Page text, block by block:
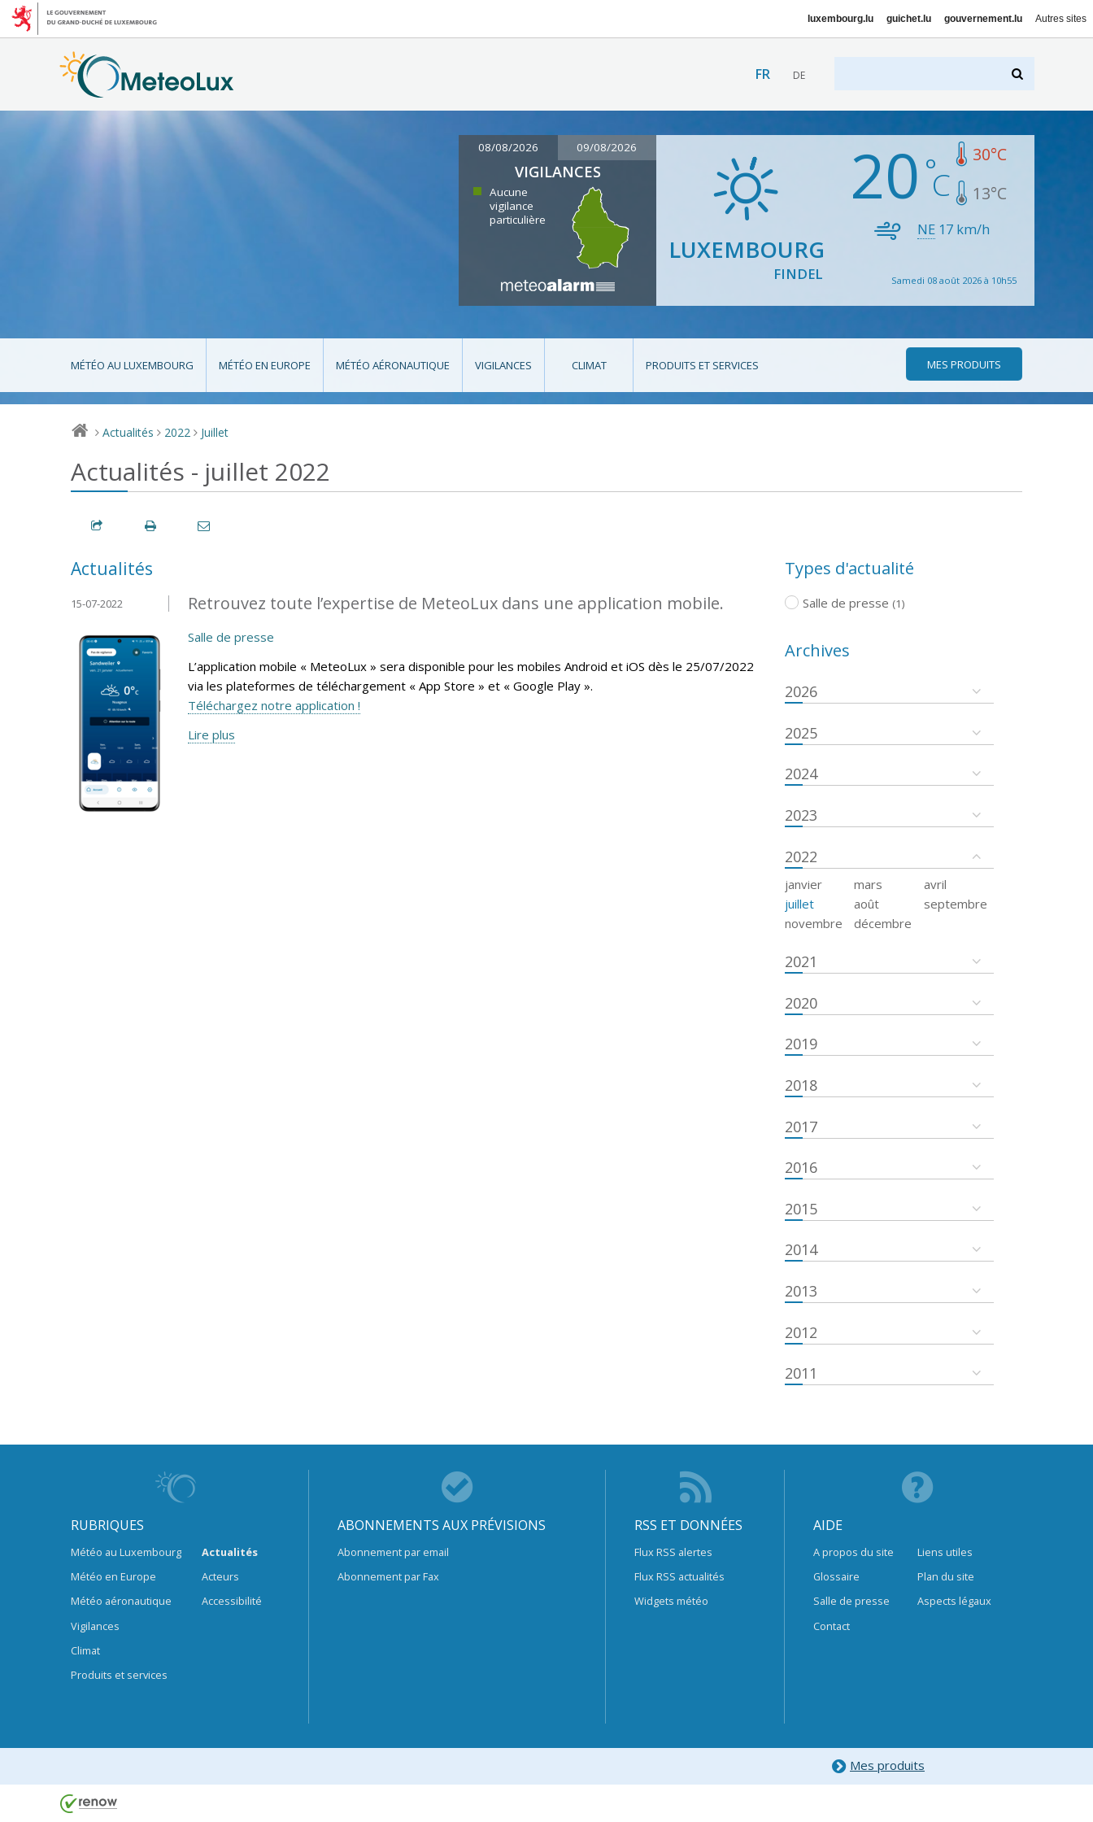
luxembourg.lu guichet.lu gouvernement.lu Autres sites
FR DE
08/08/2026 09/08/2026
VIGILANCES
Aucune
vigilance
particulière
LUXEMBOURG
FINDEL
20 30°C
13°C
NE 17 km/h
Samedi 08 août 2026 à 10h55
MÉTÉO AU LUXEMBOURG MÉTÉO EN EUROPE MÉTÉO AÉRONAUTIQUE VIGILANCES CLIMAT PRODUITS ET SERVICES MES PRODUITS
> Actualités > 2022 > Juillet
Actualités - juillet 2022
Actualités
Retrouvez toute l’expertise de MeteoLux dans une application mobile.
15-07-2022
Salle de presse
L’application mobile « MeteoLux » sera disponible pour les mobiles Android et iOS dès le 25/07/2022
via les plateformes de téléchargement « App Store » et « Google Play ».
Téléchargez notre application !
Lire plus
Types d'actualité
Salle de presse (1)
Archives
2026
2025
2024
2023
2022
janvier mars
avril
juillet
août
septembre
novembre
décembre
2021
2020
2019
2018
2017
2016
2015
2014
2013
2012
2011
RUBRIQUES
Météo au Luxembourg
Météo en Europe
Météo aéronautique
Vigilances
Climat
Produits et services
Actualités
Acteurs
Accessibilité
ABONNEMENTS AUX PRÉVISIONS
Abonnement par email
Abonnement par Fax
RSS ET DONNÉES
Flux RSS alertes
Flux RSS actualités
Widgets météo
AIDE
A propos du site
Glossaire
Salle de presse
Contact
Liens utiles
Plan du site
Aspects légaux
Mes produits